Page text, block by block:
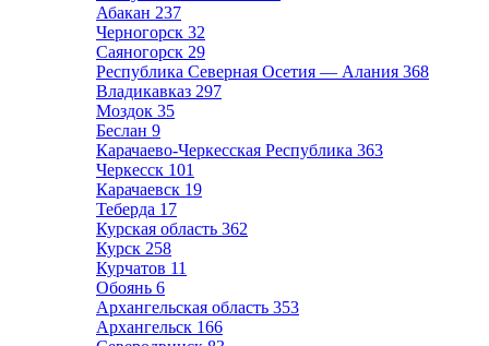
Абакан 237
Черногорск 32
Саяногорск 29
Республика Северная Осетия — Алания 368
Владикавказ 297
Моздок 35
Беслан 9
Карачаево-Черкесская Республика 363
Черкесск 101
Карачаевск 19
Теберда 17
Курская область 362
Курск 258
Курчатов 11
Обоянь 6
Архангельская область 353
Архангельск 166